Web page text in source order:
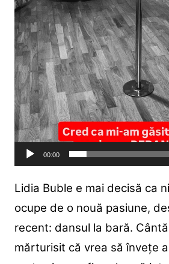
00:00
Lidia Buble e mai decisă ca
ocupe de o nouă pasiune,
recent: dansul la bară.
mărturisit că vrea să învețe